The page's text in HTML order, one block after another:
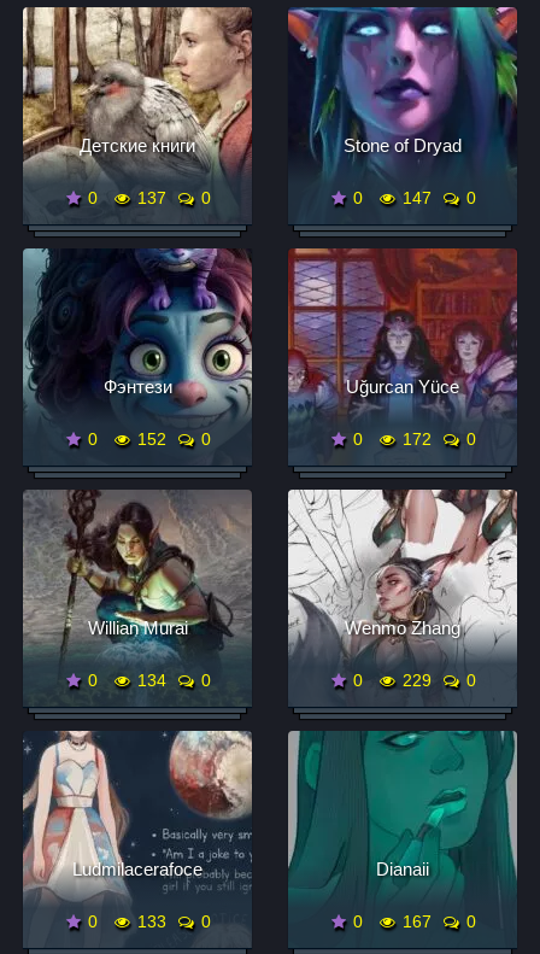
Детские книги
0 137 0
Stone of Dryad
0 147 0
Фэнтези
0 152 0
Uğurcan Yüce
0 172 0
Willian Murai
0 134 0
Wenmo Zhang
0 229 0
Ludmilacerafoce
0 133 0
Dianaii
0 167 0